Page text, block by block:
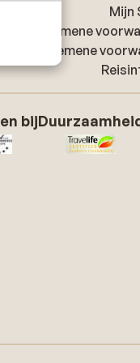
Mijn
Algemene
Algemene
bij